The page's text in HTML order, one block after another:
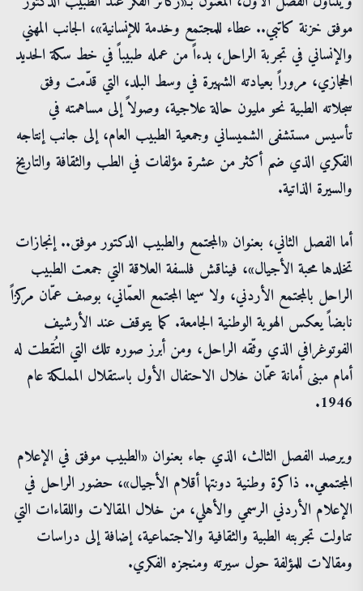
موفق خزنة كاتبي.. عطاء للمجتمع وخدمة للإنسانية»، الجانب المهني
والإنساني في تجربة الراحل، بدءاً من عمله طبيباً في خط سكة الحديد
الحجازي، مروراً بعيادته الشهيرة في وسط البلد، التي قدّمت وفق
سجلاته الطبية نحو مليون حالة علاجية، وصولاً إلى مساهمته في
تأسيس مستشفى الشميساني وجمعية الطبيب العام، إلى جانب إنتاجه
الفكري الذي ضم أكثر من عشرة مؤلفات في الطب والثقافة والتاريخ
والسيرة الذاتية.
أما الفصل الثاني، بعنوان «المجتمع والطبيب الدكتور موفق.. إنجازات
تخلدها محبة الأجيال»، فيناقش فلسفة العلاقة التي جمعت الطبيب
الراحل بالمجتمع الأردني، ولا سيما المجتمع العمّاني، بوصف عمّان مركزاً
نابضاً يعكس الهوية الوطنية الجامعة. كما يتوقف عند الأرشيف
الفوتوغرافي الذي وثّقه الراحل، ومن أبرز صوره تلك التي التُقطت له
أمام مبنى أمانة عمّان خلال الاحتفال الأول باستقلال المملكة عام
1946.
ويرصد الفصل الثالث، الذي جاء بعنوان «الطبيب موفق في الإعلام
المجتمعي.. ذاكرة وطنية دونتها أقلام الأجيال»، حضور الراحل في
الإعلام الأردني الرسمي والأهلي، من خلال المقالات واللقاءات التي
تناولت تجربته الطبية والثقافية والاجتماعية، إضافة إلى دراسات
ومقالات للمؤلفة حول سيرته ومنجزه الفكري.